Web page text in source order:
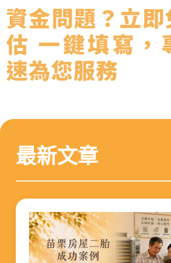
資金問題？立
估 一鍵填寫，
速為您服務
最新文章